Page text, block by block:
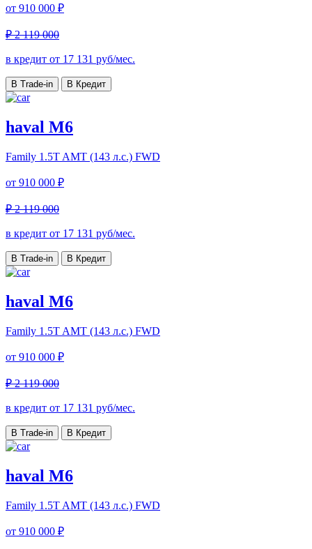
от 910 000 ₽
₽ 2 119 000
в кредит от 17 131 руб/мес.
В Trade-in В Кредит
haval M6
Family 1.5T AMT (143 л.с.) FWD
от 910 000 ₽
₽ 2 119 000
в кредит от 17 131 руб/мес.
В Trade-in В Кредит
haval M6
Family 1.5T AMT (143 л.с.) FWD
от 910 000 ₽
₽ 2 119 000
в кредит от 17 131 руб/мес.
В Trade-in В Кредит
haval M6
Family 1.5T AMT (143 л.с.) FWD
от 910 000 ₽